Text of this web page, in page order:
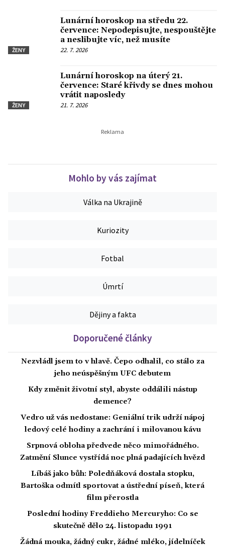
ŽENY
Lunární horoskop na středu 22.
července: Nepodepisujte, nespouštějte
a neslibujte víc, než musíte
22. 7. 2026
ŽENY
Lunární horoskop na úterý 21.
července: Staré křivdy se dnes mohou
vrátit naposledy
21. 7. 2026
Mohlo by vás zajímat
Válka na Ukrajině
Kuriozity
Fotbal
Úmrtí
Dějiny a fakta
Doporučené články
Nezvládl jsem to v hlavě. Čepo odhalil, co stálo za
jeho neúspěšným UFC debutem
Kdy změnit životní styl, abyste oddálili nástup
demence?
Vedro už vás nedostane: Geniální trik udrží nápoj
ledový celé hodiny a zachrání i milovanou kávu
Srpnová obloha předvede něco mimořádného.
Zatmění Slunce vystřídá noc plná padajících hvězd
Líbáš jako bůh: Poledňáková dostala stopku,
Bartoška odmítl sportovat a ústřední píseň, která
film přerostla
Poslední hodiny Freddieho Mercuryho: Co se
skutečně dělo 24. listopadu 1991
Žádná mouka, žádný cukr, žádné mléko, jídelníček